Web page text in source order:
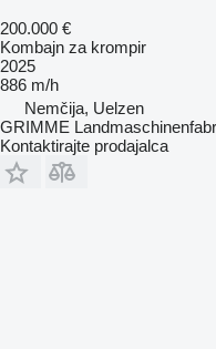
200.000 €
Kombajn za krompir
2025
886 m/h
Nemčija, Uelzen
GRIMME
Kontaktirajte prodajalca